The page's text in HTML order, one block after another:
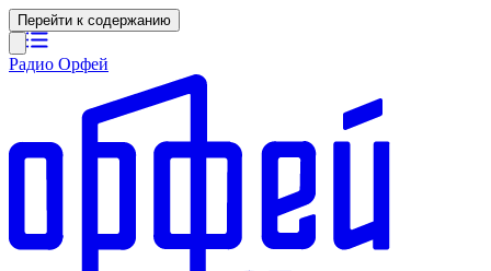
Перейти к содержанию
Радио Орфей